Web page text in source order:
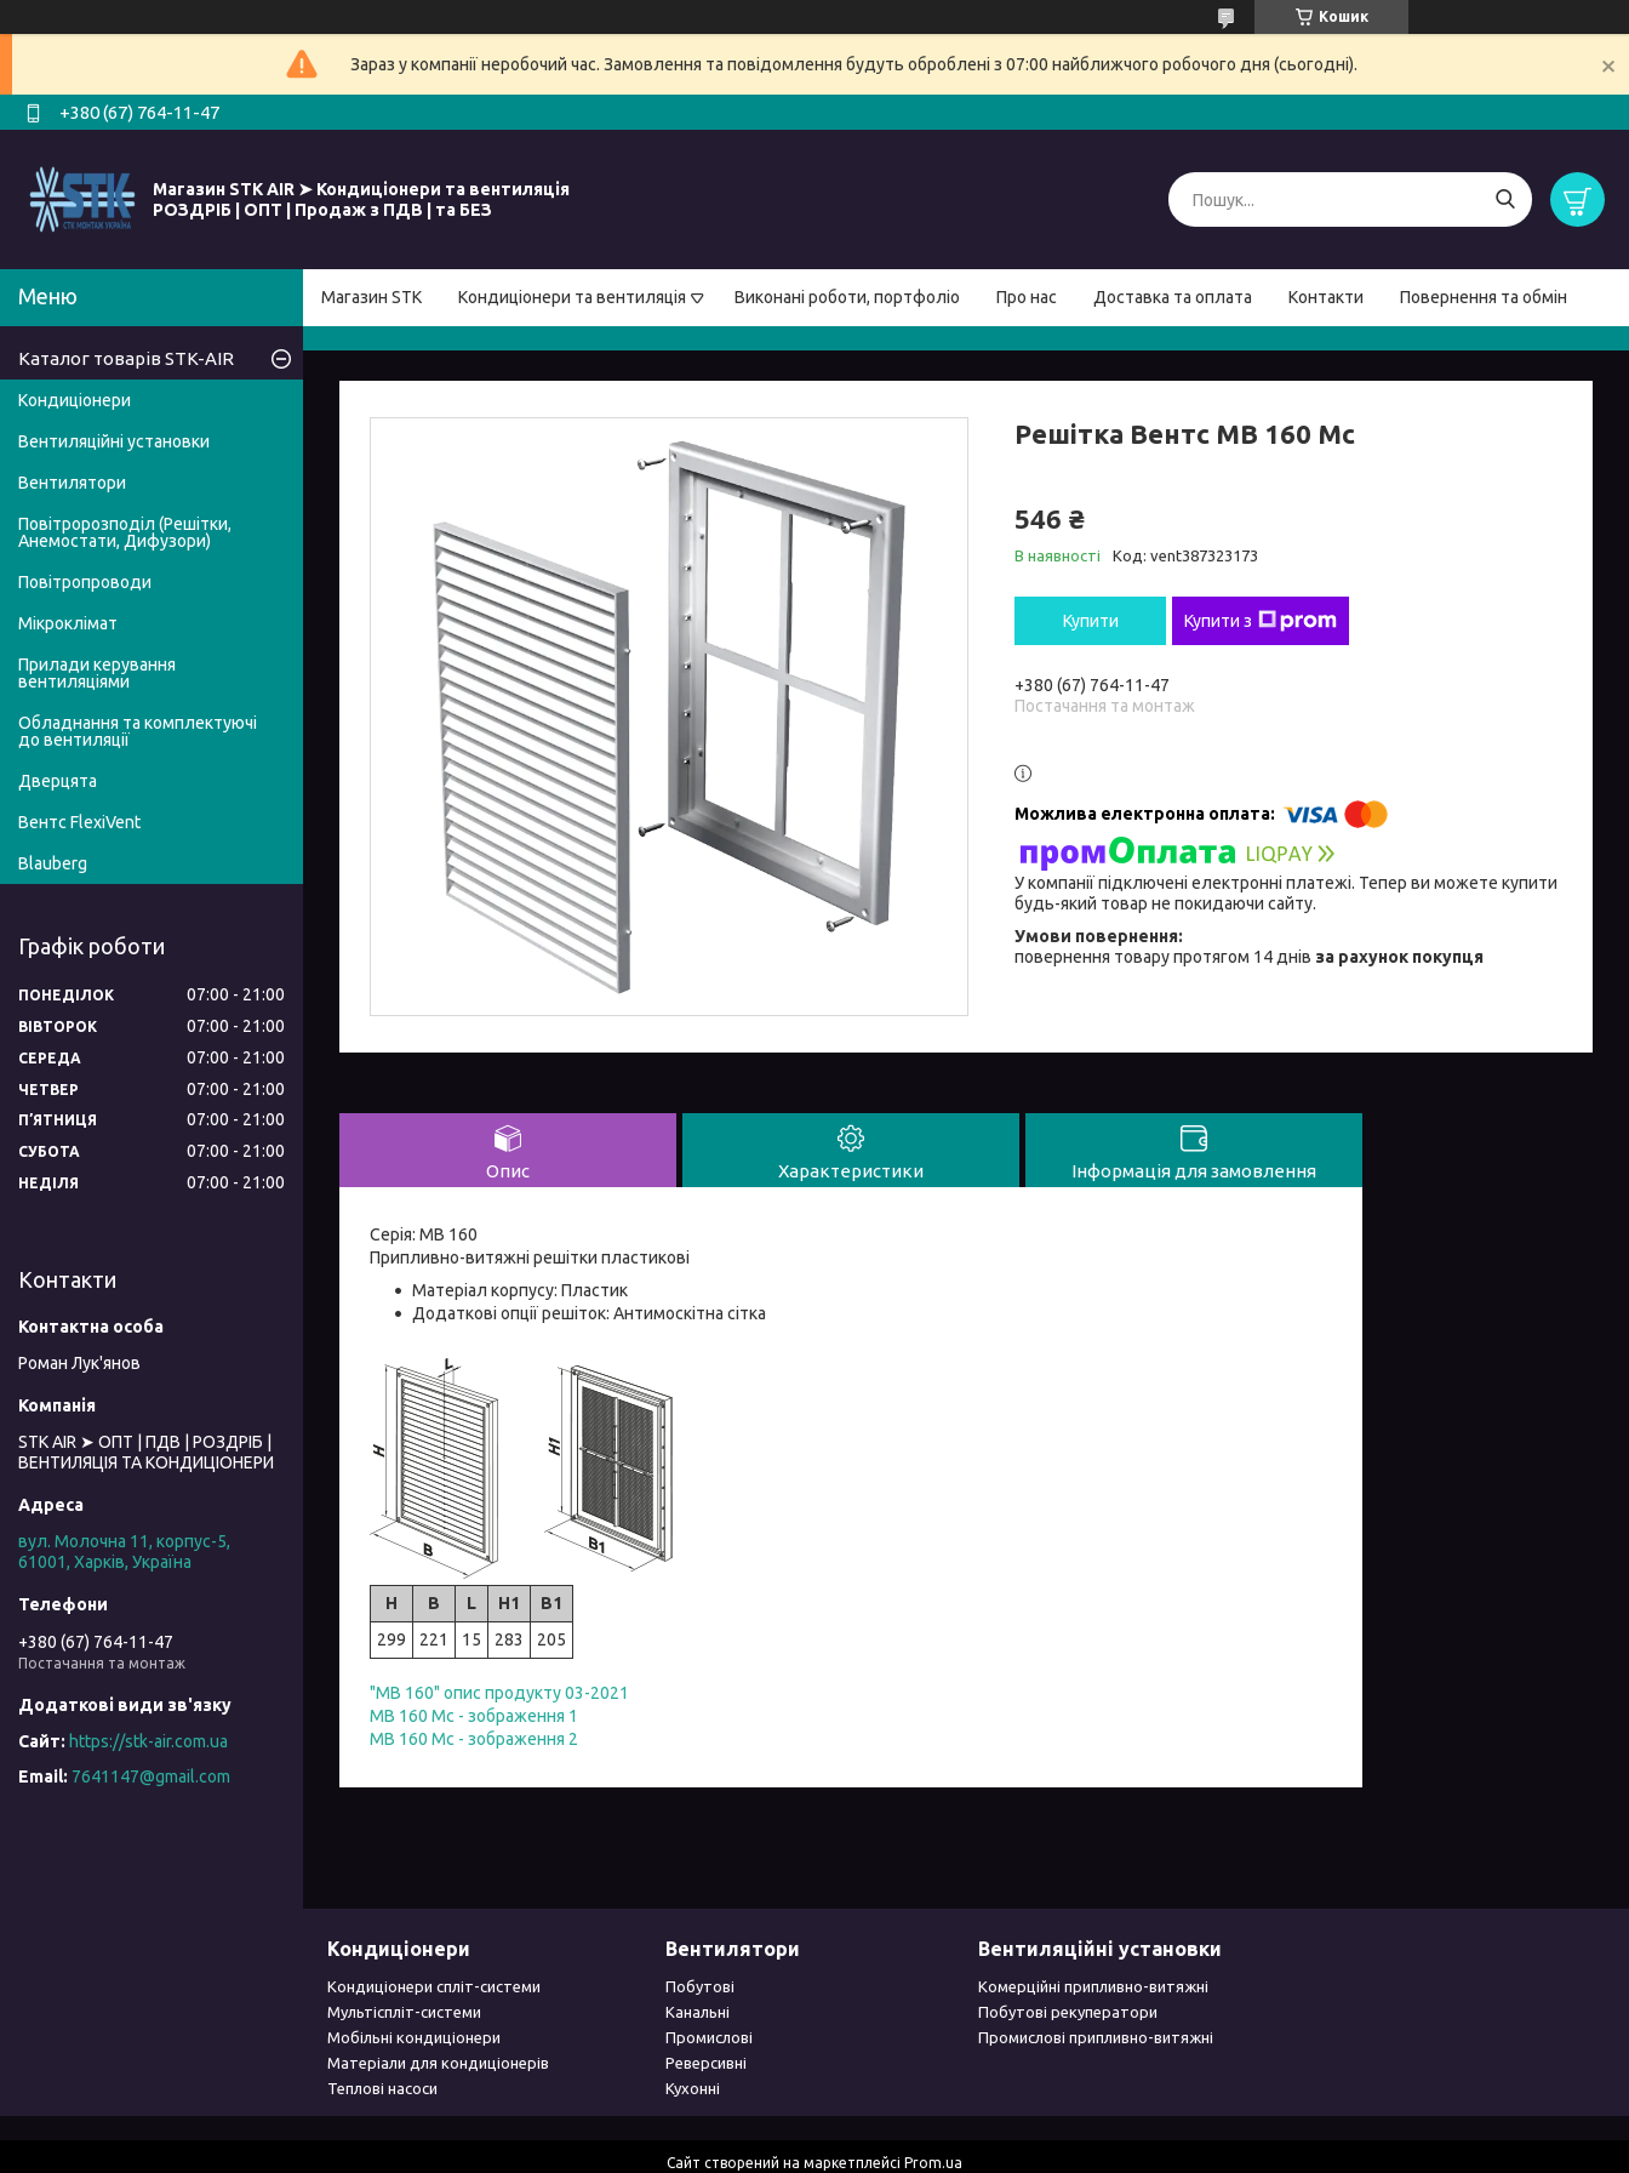
Кошик
Зараз у компанії неробочий час. Замовлення та повідомлення будуть оброблені з 07:00 найближчого робочого дня (сьогодні).
+380 (67) 764-11-47
Магазин STK AIR ➤ Кондиціонери та вентиляція
РОЗДРІБ | ОПТ | Продаж з ПДВ | та БЕЗ
Магазин STK Кондиціонери та вентиляція Виконані роботи, портфоліо Про нас Доставка та оплата Контакти Повернення та обмін
Решітка Вентс МВ 160 Мс
546 ₴
В наявності Код: vent387323173
Купити Купити з
+380 (67) 764-11-47
Постачання та монтаж
У компанії підключені електронні платежі. Тепер ви можете купити
будь-який товар не покидаючи сайту.
повернення товару протягом 14 днів за рахунок покупця
Опис Характеристики Інформація для замовлення
Серія: МВ 160
Припливно-витяжні решітки пластикові
Матеріал корпусу: Пластик
Додаткові опції решіток: Антимоскітна сітка
H B L H1
B1
299
221 15 283 205
"МВ 160" опис продукту 03-2021
МВ 160 Мс - зображення 1
МВ 160 Мс - зображення 2
Каталог товарів STK-AIR
Кондиціонери
Вентиляційні установки
Вентилятори
Повітророзподіл (Решітки,
Анемостати, Дифузори)
Повітропроводи
Мікроклімат
Прилади керування
вентиляціями
Обладнання та комплектуючі
до вентиляції
Дверцята
Вентс FlexiVent
Blauberg
Графік роботи
ПОНЕДІЛОК 07:00 21:00
ВІВТОРОК 07:00 21:00
СЕРЕДА 07:00 21:00
ЧЕТВЕР 07:00 21:00
ПʼЯТНИЦЯ 07:00 21:00
СУБОТА 07:00 21:00
НЕДІЛЯ 07:00 21:00
Контакти
Роман Лук'янов
STK AIR ➤ ОПТ | ПДВ | РОЗДРІБ |
ВЕНТИЛЯЦІЯ ТА КОНДИЦІОНЕРИ
вул. Молочна 11, корпус-5,
61001, Харків, Україна
+380 (67) 764-11-47
Постачання та монтаж
https://stk-air.com.ua
7641147@gmail.com
Кондиціонери
Кондиціонери спліт-системи
Мультіспліт-системи
Мобільні кондиціонери
Матеріали для кондиціонерів
Теплові насоси
Вентилятори
Побутові
Канальні
Промислові
Реверсивні
Кухонні
Вентиляційні установки
Комерційні припливно-витяжні
Побутові рекуператори
Промислові припливно-витяжні
Сайт створений на маркетплейсі Prom.ua